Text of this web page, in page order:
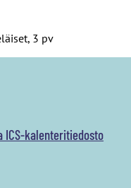
3 pv
ICS-kalenteritiedosto